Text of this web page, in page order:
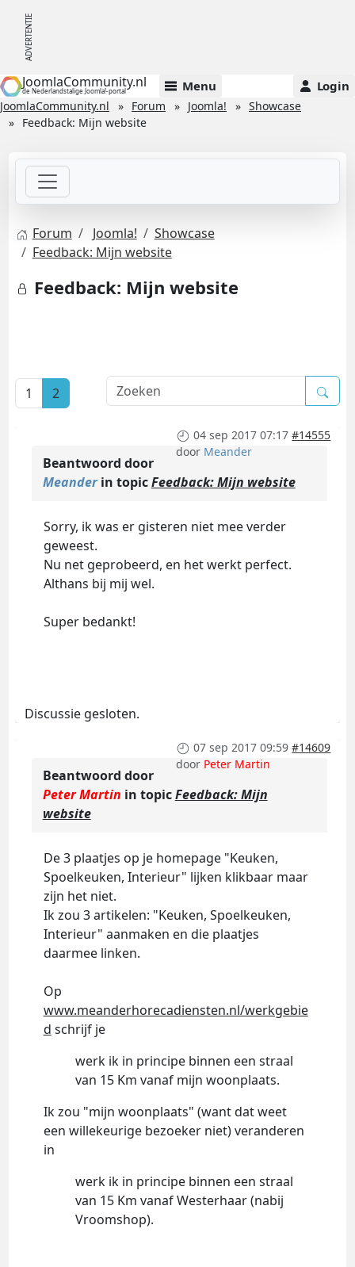
JoomlaCommunity.nl
de Nederlandstalige Joomla!-portal Menu Login
JoomlaCommunity.nl Forum Joomla!
Showcase
Feedback: Mijn website
Forum Joomla!
Showcase
Feedback: Mijn website
Feedback: Mijn website
1 2
04 sep 2017 07:17 #14555
door Meander
Beantwoord door
Meanderin topicFeedback: Mijn website
Sorry, ik was er gisteren niet mee verder
geweest.
Nu net geprobeerd, en het werkt perfect.
Althans bij mij wel.
Super bedankt!
Discussie gesloten.
07 sep 2017 09:59 #14609
door Peter Martin
Beantwoord door
Peter Martin in topicFeedback: Mijn
website
De 3 plaatjes op je homepage "Keuken,
Spoelkeuken, Interieur" lijken klikbaar maar
zijn het niet.
Ik zou 3 artikelen: "Keuken, Spoelkeuken,
Interieur" aanmaken en die plaatjes
daarmee linken.
Op
www.meanderhorecadiensten.nl/werkgebie
d schrijf je
werk ik in principe binnen een straal
van 15 Km vanaf mijn woonplaats.
Ik zou "mijn woonplaats" (want dat weet
een willekeurige bezoeker niet) veranderen
in
werk ik in principe binnen een straal
van 15 Km vanaf Westerhaar (nabij
Vroomshop).